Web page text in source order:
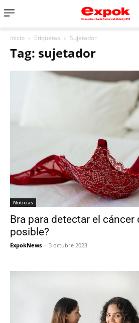
Inicio Etiquetas Sujetador
Tag: sujetador
Noticias
Bra para detectar el cáncer
posible?
ExpokNews - 3 octubre 2023